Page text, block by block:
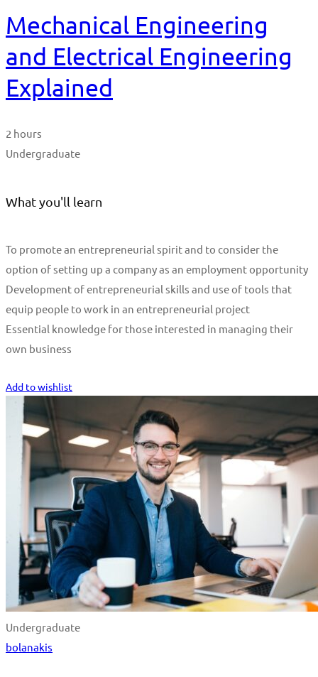
Mechanical Engineering
and Electrical Engineering
Explained
2 hours
Undergraduate
What you'll learn
To promote an entrepreneurial spirit and to consider the
option of setting up a company as an employment opportunity
Development of entrepreneurial skills and use of tools that
equip people to work in an entrepreneurial project
Essential knowledge for those interested in managing their
own business
Add to wishlist
Undergraduate
bolanakis